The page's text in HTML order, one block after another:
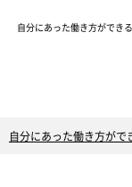
自分にあった働き方ができ
自分にあった働き方が